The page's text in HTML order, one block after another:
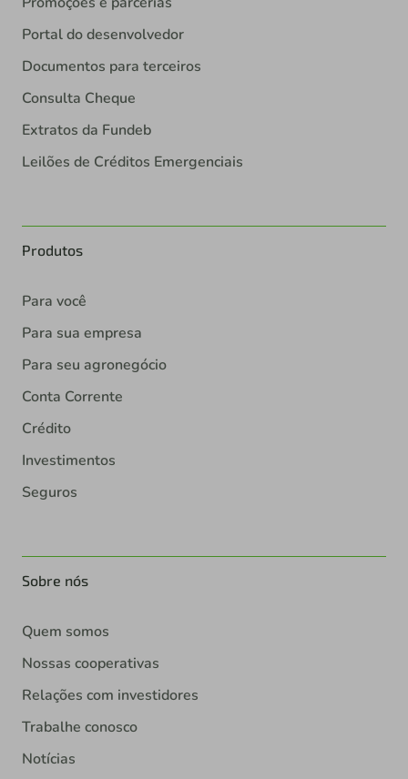
Portal do desenvolvedor
Documentos para terceiros
Consulta Cheque
Extratos da Fundeb
Leilões de Créditos Emergenciais
Produtos
Para você
Para sua empresa
Para seu agronegócio
Conta Corrente
Crédito
Investimentos
Seguros
Sobre nós
Quem somos
Nossas cooperativas
Relações com investidores
Trabalhe conosco
Notícias